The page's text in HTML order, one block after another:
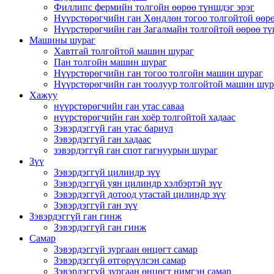
Филлипс фермийн толгойн өөрөө түншдэг эрэг
Нүүрстөрөгчийн ган Хөндлөн тогоо толгойтой
Нүүрстөрөгчийн ган Загалмайн толгойтой өөрөө
Машины шураг
Хавтгай толгойтой машин шураг
Пан толгойн машин шураг
Нүүрстөрөгчийн ган тогоо толгойн машин шураг
Нүүрстөрөгчийн ган тоолуур толгойтой машин
Хажуу
нүүрстөрөгчийн ган утас саваа
нүүрстөрөгчийн ган хоёр толгойтой хадаас
Зэвэрдэггүй ган утас бариул
Зэвэрдэггүй ган хадаас
зэвэрдэггүй ган спот гагнуурын шураг
Зүү
Зэвэрдэггүй цилиндр зүү
Зэвэрдэггүй уян цилиндр хэлбэртэй зүү
Зэвэрдэггүй дотоод утастай цилиндр зүү
Зэвэрдэггүй ган зүү
Зэвэрдэггүй ган гинж
Зэвэрдэггүй ган гинж
Самар
Зэвэрдэггүй зургаан өнцөгт самар
Зэвэрдэггүй өтгөрүүлсэн самар
Зэвэрдэггүй зургаан өнцөгт нимгэн самар